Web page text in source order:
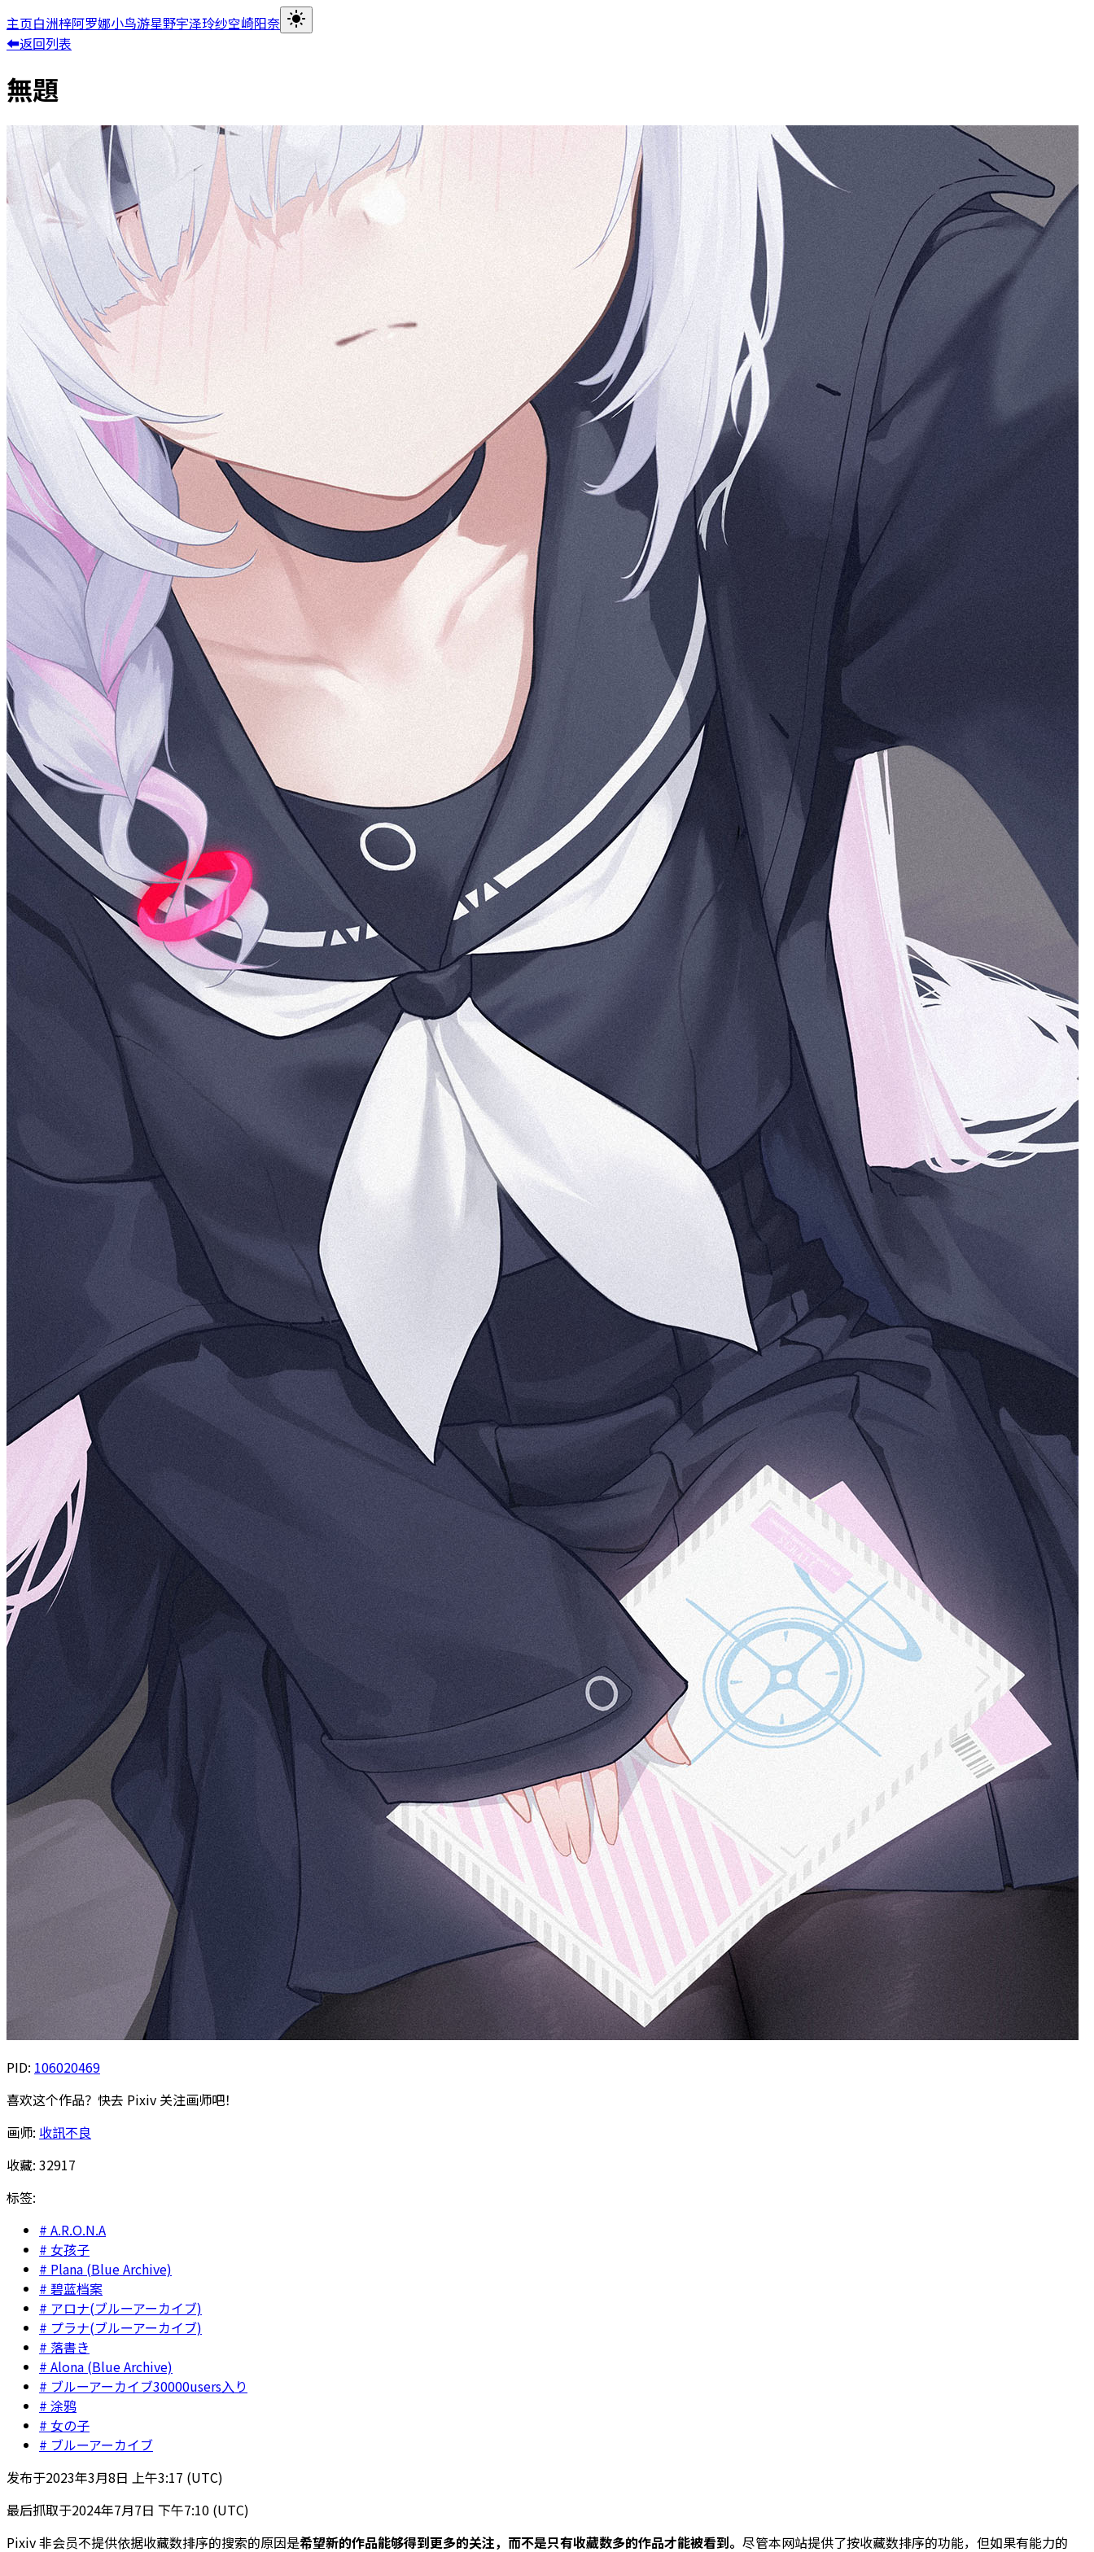
主页白洲梓阿罗娜小鸟游星野宇泽玲纱空崎阳奈
⬅返回列表
無題
PID: 106020469
喜欢这个作品？快去 Pixiv 关注画师吧！
画师: 收訊不良
收藏: 32917
标签:
A.R.O.N.A
女孩子
Plana (Blue Archive)
碧蓝档案
アロナ(ブルーアーカイブ)
プラナ(ブルーアーカイブ)
落書き
Alona (Blue Archive)
ブルーアーカイブ30000users入り
涂鸦
女の子
ブルーアーカイブ
发布于2023年3月8日 上午3:17 (UTC)
最后抓取于2024年7月7日 下午7:10 (UTC)
Pixiv 非会员不提供依据收藏数排序的搜索的原因是希望新的作品能够得到更多的关注，而不是只有收藏数多的作品才能被看到。 尽管本网站提供了按收藏数排序的功能，但如果有能力的